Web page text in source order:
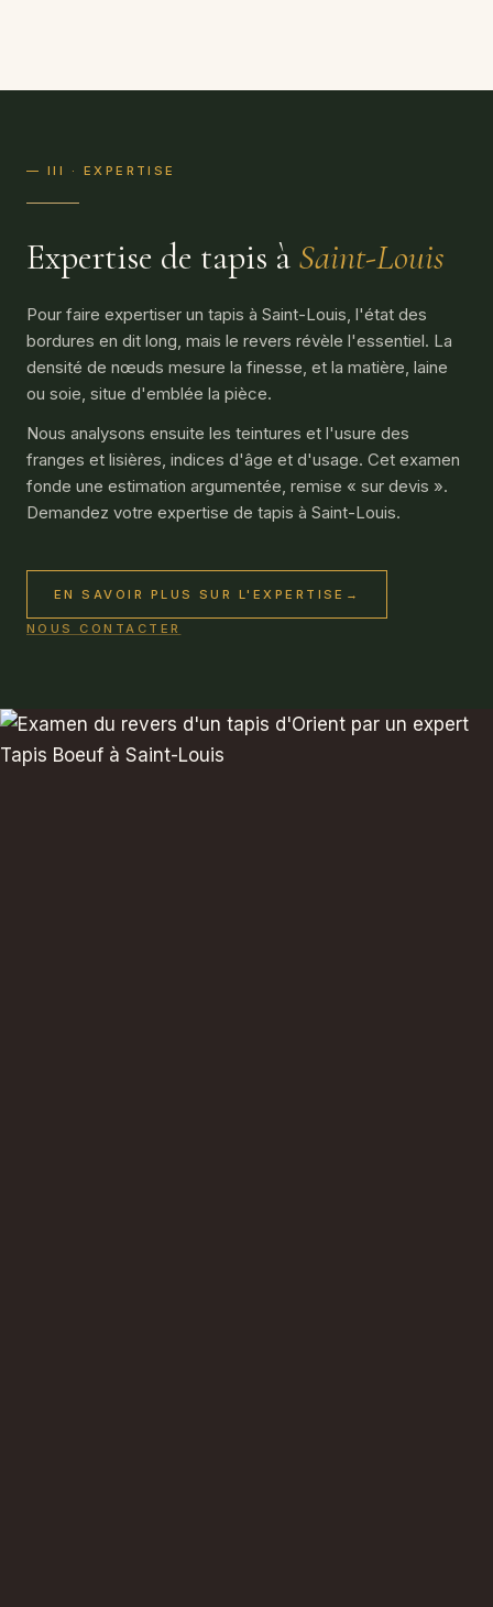
— III · EXPERTISE
Expertise de tapis à Saint-Louis
Pour faire expertiser un tapis à Saint-Louis, l'état des
bordures en dit long, mais le revers révèle l'essentiel. La
densité de nœuds mesure la finesse, et la matière, laine
ou soie, situe d'emblée la pièce.
Nous analysons ensuite les teintures et l'usure des
franges et lisières, indices d'âge et d'usage. Cet examen
fonde une estimation argumentée, remise « sur devis ».
Demandez votre expertise de tapis à Saint-Louis.
EN SAVOIR PLUS SUR L'EXPERTISE →
NOUS CONTACTER